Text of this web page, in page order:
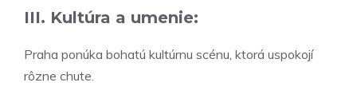
III. Kultúra a umenie:
Praha ponúka bohatú kultúrnu scénu, ktorá uspokojí
rôzne chute.